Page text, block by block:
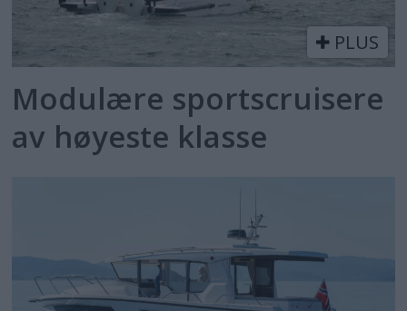
PLUS
Modulære sportscruisere
av høyeste klasse